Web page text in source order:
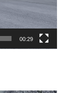
00:29